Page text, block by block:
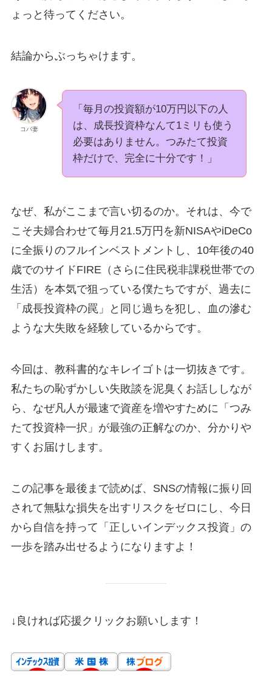
ょっと待ってください。
結論からぶっちゃけます。
コバ妻
「毎月の投資額が10万円以下の人
は、成長投資枠なんて1ミリも使う
必要はありません。つみたて投資
枠だけで、完全に十分です！」
なぜ、私がここまで言い切るのか。それは、今で
こそ夫婦合わせて毎月21.5万円を新NISAやiDeCo
に全振りのフルインベストメントし、10年後の40
歳でのサイドFIRE（さらに住民税非課税世帯での
生活）を本気で狙っている僕たちですが、過去に
「成長投資枠の罠」と同じ過ちを犯し、血の滲む
ような大失敗を経験しているからです。
今回は、教科書的なキレイゴトは一切抜きです。
私たちの恥ずかしい失敗談を泥臭くお話ししなが
ら、なぜ凡人が最速で資産を増やすために「つみ
たて投資枠一択」が最強の正解なのか、分かりや
すくお届けします。
この記事を最後まで読めば、SNSの情報に振り回
されて無駄な損失を出すリスクをゼロにし、今日
から自信を持って「正しいインデックス投資」の
一歩を踏み出せるようになりますよ！
↓良ければ応援クリックお願いします！